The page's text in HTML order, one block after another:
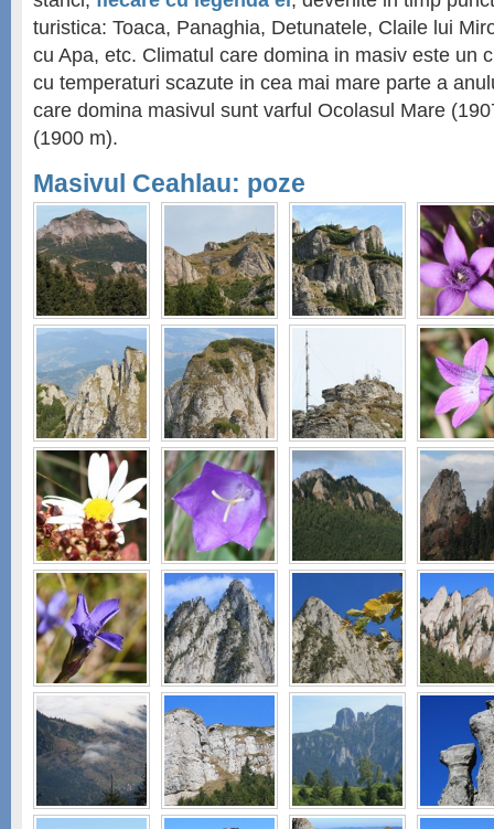
turistica: Toaca, Panaghia, Detunatele, Claile lui
cu Apa, etc. Climatul care domina in masiv este un
cu temperaturi scazute in cea mai mare parte a
care domina masivul sunt varful Ocolasul Mare
(1900 m).
Masivul Ceahlau: poze